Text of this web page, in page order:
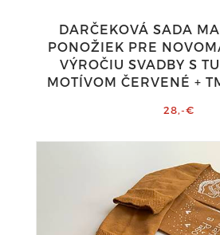
DARČEKOVÁ SADA
PONOŽIEK PRE
VÝROČIU SVADBY S
MOTÍVOM ČERVENÉ +
28,-€